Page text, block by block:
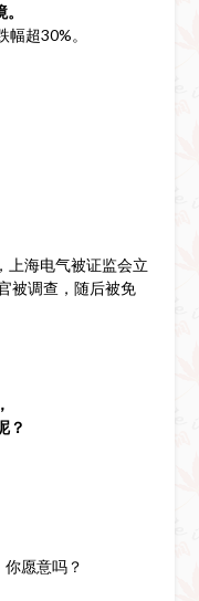
超30%。
上海电气被证监会立
被调查，随后被免
？
愿意吗？